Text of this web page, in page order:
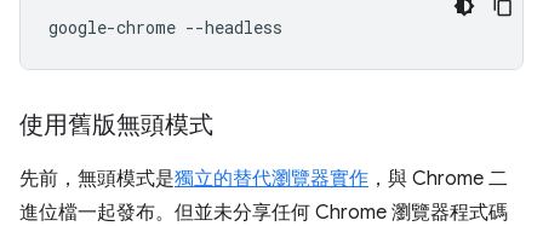
google-chrome
使用舊版無頭模式
先前，無頭模式是獨立的替代瀏覽器實作 ，與 Chrome 二
進位檔一起發布。但並未分享任何 Chrome 瀏覽器程式碼